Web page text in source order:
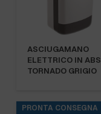
ASCIUGAMANO
ELETTRICO IN ABS
TORNADO GRIGIO
PRONTA CONSEGNA